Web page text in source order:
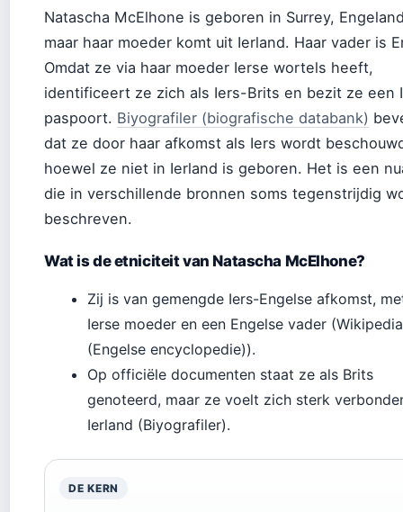
Natascha McElhone is geboren in Surrey,
maar haar moeder komt uit Ierland. Haar vader is
Omdat ze via haar moeder Ierse wortels heeft,
identificeert ze zich als Iers-Brits en bezit ze een
paspoort. Biyografiler (biografische databank)
dat ze door haar afkomst als Iers wordt
hoewel ze niet in Ierland is geboren. Het is een
die in verschillende bronnen soms tegenstrijdig
beschreven.
Wat is de etniciteit van Natascha McElhone?
Zij is van gemengde Iers-Engelse afkomst,
Ierse moeder en een Engelse vader (Wikipedia
(Engelse encyclopedie)).
Op officiële documenten staat ze als Brits
genoteerd, maar ze voelt zich sterk
Ierland (Biyografiler).
DE KERN